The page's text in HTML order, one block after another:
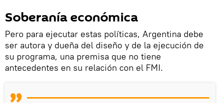
Soberanía económica
Pero para ejecutar estas políticas, Argentina debe
ser autora y dueña del diseño y de la ejecución de
su programa, una premisa que no tiene
antecedentes en su relación con el FMI.